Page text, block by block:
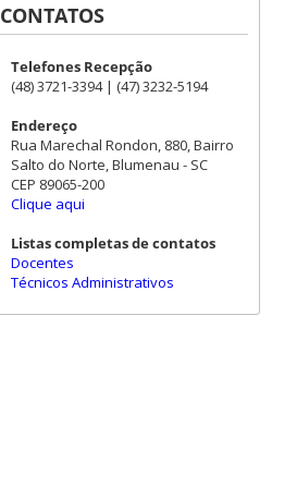
CONTATOS
Telefones Recepção
(48) 3721-3394 | (47) 3232-5194
Endereço
Rua Marechal Rondon, 880, Bairro
Salto do Norte, Blumenau - SC
CEP 89065-200
Clique aqui
Listas completas de contatos
Docentes
Técnicos Administrativos